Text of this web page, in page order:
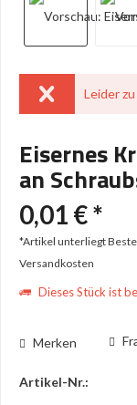
Leider
Eisernes
an
0,01 € *
*Artikel unterliegt
Versandkosten
Dieses Stück ist
Merken
Artikel-Nr.: